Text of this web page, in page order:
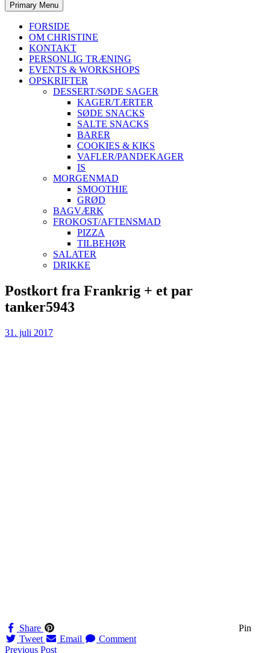
Primary Menu
FORSIDE
OM CHRISTINE
KONTAKT
PERSONLIG TRÆNING
EVENTS & WORKSHOPS
OPSKRIFTER
DESSERT/SØDE SAGER
KAGER/TÆRTER
SØDE SNACKS
SALTE SNACKS
BARER
COOKIES & KIKS
VAFLER/PANDEKAGER
IS
MORGENMAD
SMOOTHIE
GRØD
BAGVÆRK
FROKOST/AFTENSMAD
PIZZA
TILBEHØR
SALATER
DRIKKE
Skip
to
content
Postkort fra Frankrig + et par
tanker5943
31. juli 2017
Share
Pin
Tweet
Email Comment
Previous Post